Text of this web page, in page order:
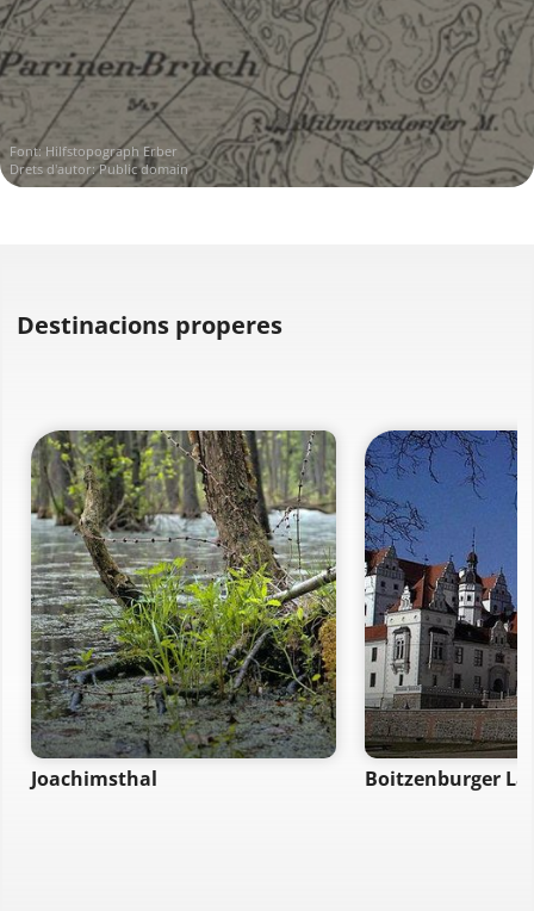
Font: Hilfstopograph Erber
Drets d'autor: Public domain
Destinacions properes
Joachimsthal Boitzenburger